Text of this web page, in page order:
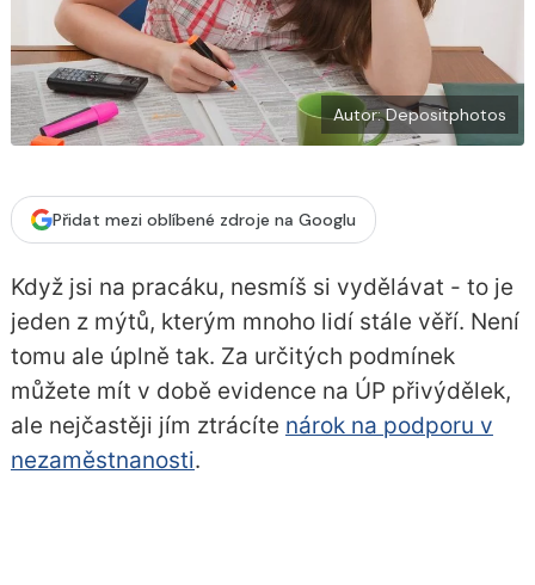
Autor: Depositphotos
Přidat mezi oblíbené zdroje na Googlu
Když jsi na pracáku, nesmíš si vydělávat - to je
jeden z mýtů, kterým mnoho lidí stále věří. Není
tomu ale úplně tak. Za určitých podmínek
můžete mít v době evidence na ÚP přivýdělek,
ale nejčastěji jím ztrácíte nárok na podporu v
nezaměstnanosti.